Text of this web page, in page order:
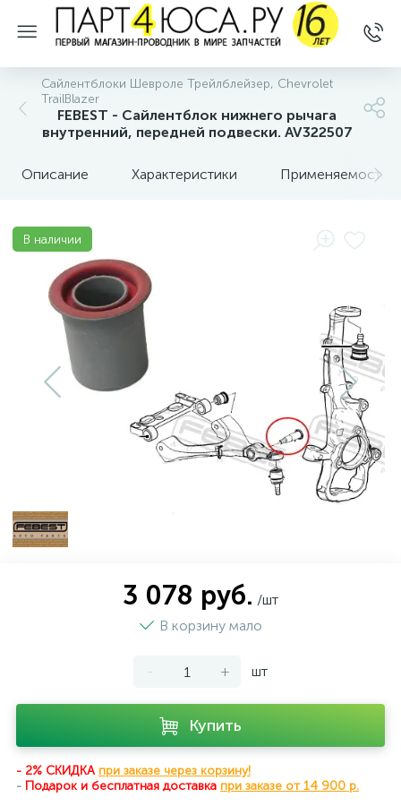
Сайлентблоки Шевроле Трейлблейзер, Chevrolet
TrailBlazer
FEBEST - Сайлентблок нижнего рычага
внутренний, передней подвески. AV322507
Описание Характеристики Применяемость
В наличии
3 078 руб. /шт
В корзину мало
- + шт
Купить
- 2% СКИДКА при заказе через корзину!
- Подарок и бесплатная доставка при заказе от 14 900 р.